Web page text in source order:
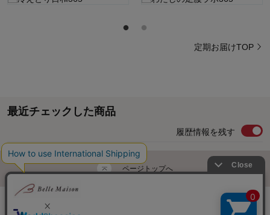
定期お届けTOP
最近チェックした商品
履歴情報を残す
ページトップへ
ご利用ガイド・お知らせ